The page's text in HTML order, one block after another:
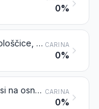
0%
Paneli, plošče, deske, ploščice, bloki in podobni izdelki iz rastlinskih vlaken, slame, iverja, žagovine ali drugih lesnih odpadkov, aglomerirani s cementom, mavcem ali drugimi mineralnimi vezivi CARINA
0%
Izdelki iz mavca ali zmesi na osnovi mavca CARINA
0%